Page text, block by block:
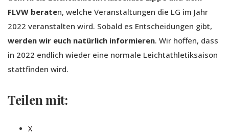
FLVW beraten, welche Veranstaltungen die LG im Jahr
2022 veranstalten wird. Sobald es Entscheidungen gibt,
werden wir euch natürlich informieren. Wir hoffen, dass
in 2022 endlich wieder eine normale Leichtathletiksaison
stattfinden wird.
Teilen mit:
X